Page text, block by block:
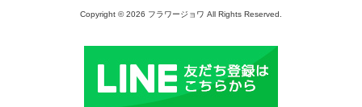
Copyright © 2026 フラワージョワ All Rights Reserved.